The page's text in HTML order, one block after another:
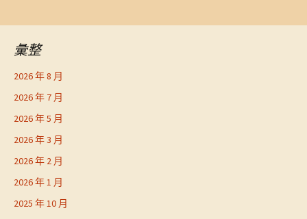
彙整
2026 年 8 月
2026 年 7 月
2026 年 5 月
2026 年 3 月
2026 年 2 月
2026 年 1 月
2025 年 10 月